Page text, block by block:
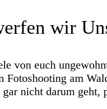
wir
von euch
Fotoshooting am
gar nicht darum